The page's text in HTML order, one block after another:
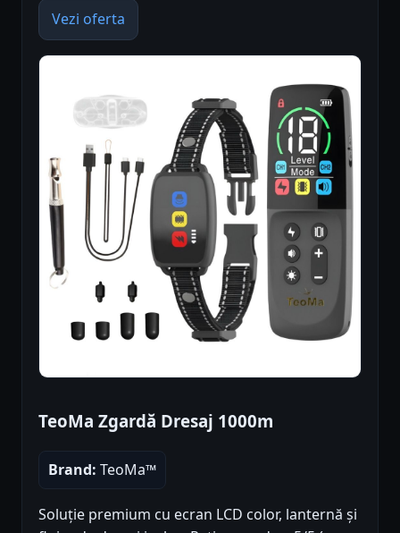
Vezi oferta
TeoMa Zgardă Dresaj 1000m
Brand: TeoMa™
Soluție premium cu ecran LCD color, lanternă și